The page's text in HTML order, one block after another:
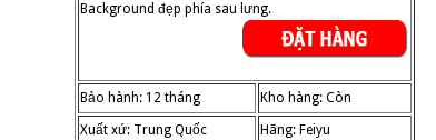
Background đẹp phía sau lưng.
Bảo hành: 12 tháng Kho hàng: Còn
Xuất xứ: Trung Quốc Hãng: Feiyu